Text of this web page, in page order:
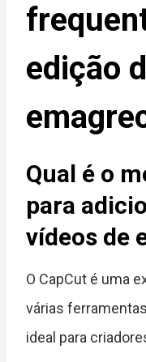
edição
Qual é o
para
vídeos de
O CapCut é uma
várias
ideal para